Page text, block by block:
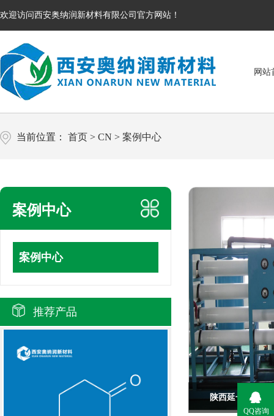
欢迎访问西安奥纳润新材料有限公司官方网站！
网站
当前位置： 首页 > CN > 案例中心
案例中心
案例中心
推荐产品
陕西延长石油（
QQ咨询